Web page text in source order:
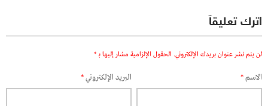
اترك تعليقاً
لن يتم نشر عنوان بريدك الإلكتروني. الحقول الإلزامية مشار إليها بـ *
الاسم* البريد الإلكتروني*